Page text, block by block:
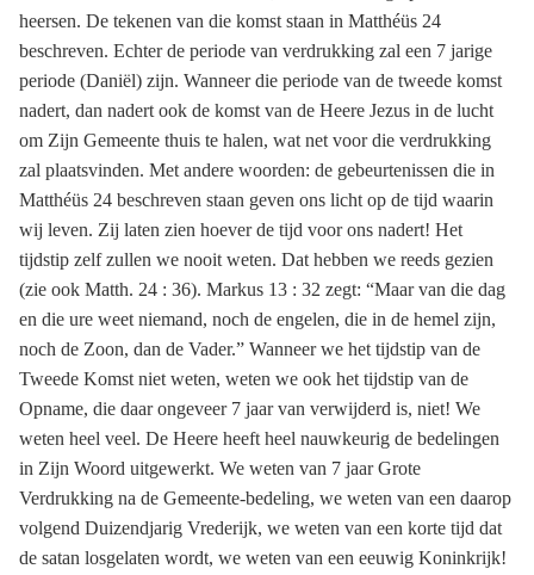
heersen. De tekenen van die komst staan in Matthéüs 24
beschreven. Echter de periode van verdrukking zal een 7 jarige
periode (Daniël) zijn. Wanneer die periode van de tweede komst
nadert, dan nadert ook de komst van de Heere Jezus in de lucht
om Zijn Gemeente thuis te halen, wat net voor die verdrukking
zal plaatsvinden. Met andere woorden: de gebeurtenissen die in
Matthéüs 24 beschreven staan geven ons licht op de tijd waarin
wij leven. Zij laten zien hoever de tijd voor ons nadert! Het
tijdstip zelf zullen we nooit weten. Dat hebben we reeds gezien
(zie ook Matth. 24 : 36). Markus 13 : 32 zegt: “Maar van die dag
en die ure weet niemand, noch de engelen, die in de hemel zijn,
noch de Zoon, dan de Vader.” Wanneer we het tijdstip van de
Tweede Komst niet weten, weten we ook het tijdstip van de
Opname, die daar ongeveer 7 jaar van verwijderd is, niet! We
weten heel veel. De Heere heeft heel nauwkeurig de bedelingen
in Zijn Woord uitgewerkt. We weten van 7 jaar Grote
Verdrukking na de Gemeente-bedeling, we weten van een daarop
volgend Duizendjarig Vrederijk, we weten van een korte tijd dat
de satan losgelaten wordt, we weten van een eeuwig Koninkrijk!